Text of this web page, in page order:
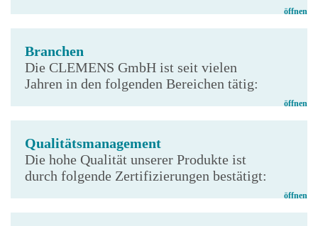
öffnen
Branchen
Die CLEMENS GmbH ist seit vielen
Jahren in den folgenden Bereichen tätig:
öffnen
Qualitätsmanagement
Die hohe Qualität unserer Produkte ist
durch folgende Zertifizierungen bestätigt:
öffnen